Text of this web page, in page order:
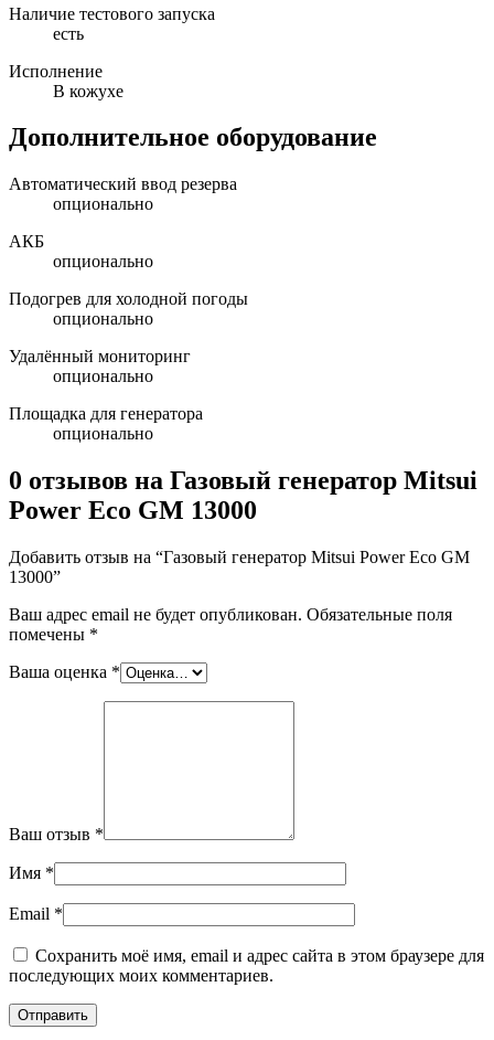
Наличие тестового запуска
есть
Исполнение
В кожухе
Дополнительное оборудование
Автоматический ввод резерва
опционально
АКБ
опционально
Подогрев для холодной погоды
опционально
Удалённый мониторинг
опционально
Площадка для генератора
опционально
0 отзывов на Газовый генератор Mitsui
Power Eco GM 13000
Добавить отзыв на “Газовый генератор Mitsui Power Eco GM
13000”
Ваш адрес email не будет опубликован. Обязательные поля
помечены *
Ваша оценка *
Ваш отзыв *
Имя *
Email *
Сохранить моё имя, email и адрес сайта в этом браузере для
последующих моих комментариев.